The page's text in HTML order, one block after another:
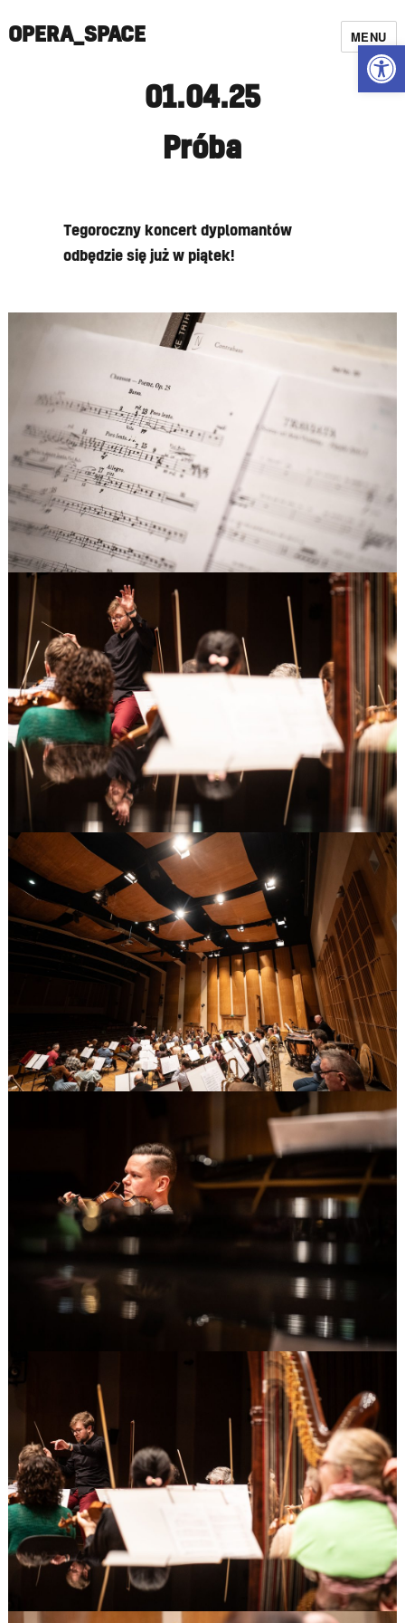
OPERA_SPACE MENU
01.04.25
Próba
Tegoroczny koncert dyplomantów
odbędzie się już w piątek!